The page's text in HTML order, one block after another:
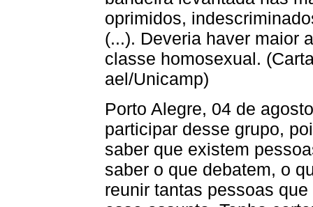
oprimidos,
(...). Deveria haver maior
classe homosexual.
ael/Unicamp)
Porto Alegre, 04 de
participar desse grupo,
saber que existem
saber o que debatem, o
reunir tantas pessoas